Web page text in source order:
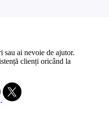
sau ai nevoie de ajutor.
clienți oricând la